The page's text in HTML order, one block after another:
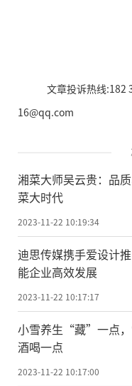
文章投诉热线:182
16@qq.com
湘菜大师吴云贵：品
菜大时代
2023-11-22 10:19:34
迪思传媒携手爱设计
能企业高效发展
2023-11-22 10:17:17
小雪养生“藏”一点，
酒喝一点
2023-11-22 10:17:00